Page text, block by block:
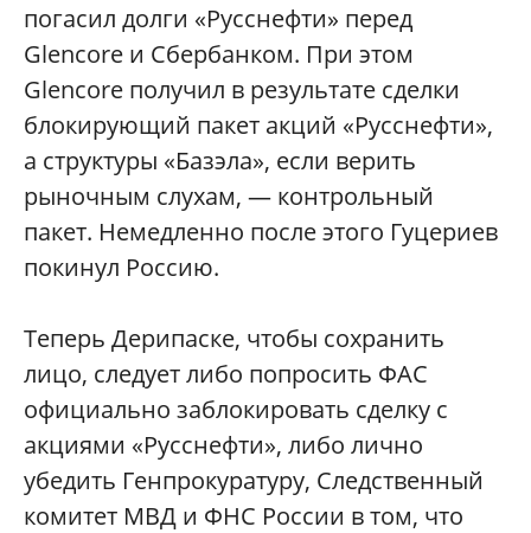
погасил долги «Русснефти» перед
Glencore и Сбербанком. При этом
Glencore получил в результате сделки
блокирующий пакет акций «Русснефти»,
а структуры «Базэла», если верить
рыночным слухам, — контрольный
пакет. Немедленно после этого Гуцериев
покинул Россию.
Теперь Дерипаске, чтобы сохранить
лицо, следует либо попросить ФАС
официально заблокировать сделку с
акциями «Русснефти», либо лично
убедить Генпрокуратуру, Следственный
комитет МВД и ФНС России в том, что